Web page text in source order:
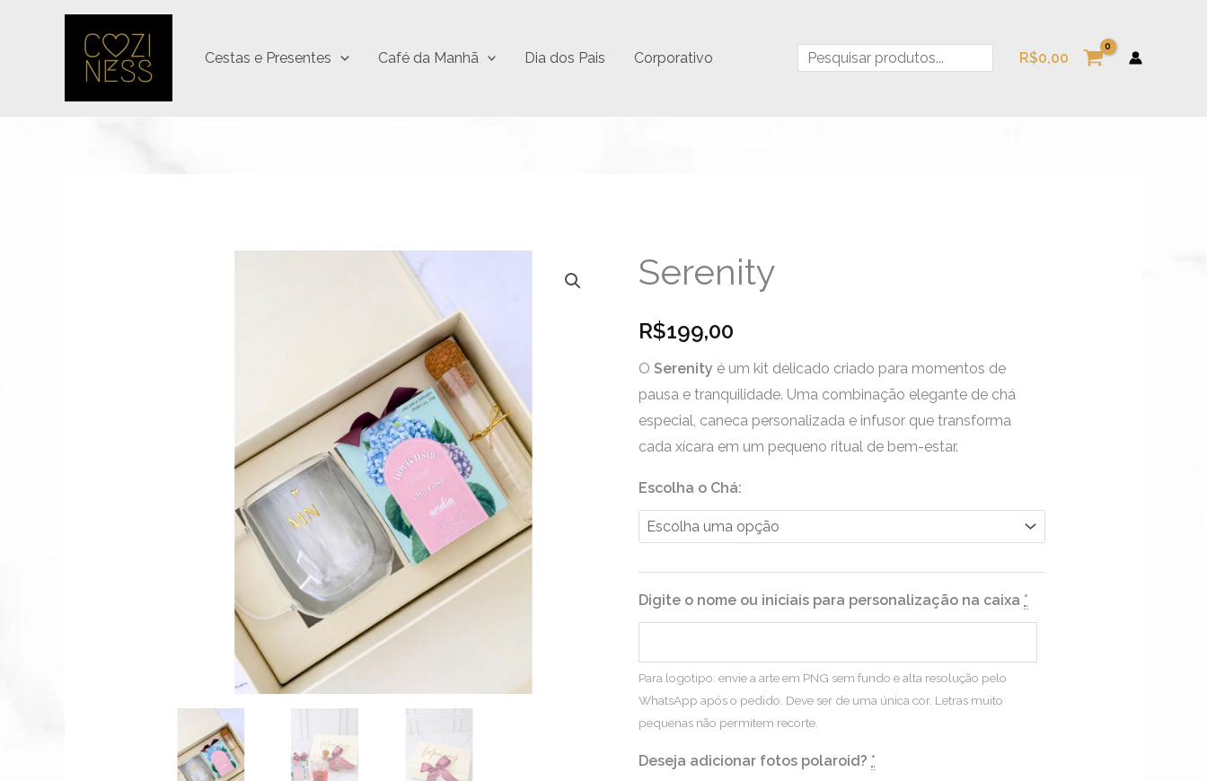
Cestas e Presentes Café da Manhã Dia dos Pais Corporativo R$0,00
Serenity
R$199,00
OSerenity é um kit delicado criado para momentos de
pausa e tranquilidade. Uma combinação elegante de chá
especial, caneca personalizada e infusor que transforma
cada xícara em um pequeno ritual de bem-estar.
Escolha o Chá:
Digite o nome ou iniciais para personalização na caixa *
Para logotipo: envie a arte em PNG sem fundo e alta resolução pelo
WhatsApp após o pedido. Deve ser de uma única cor. Letras muito
pequenas não permitem recorte.
Deseja adicionar fotos polaroid? *
Serenity
quantidade